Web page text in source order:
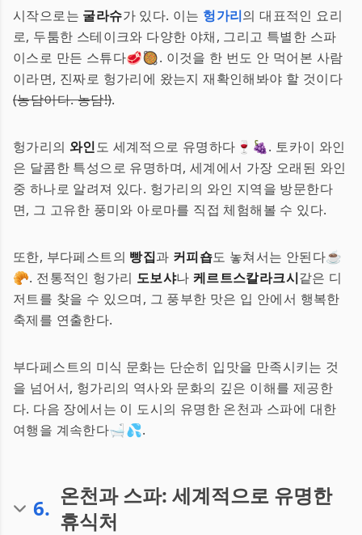
시작으로는 굴라슈가 있다. 이는 헝가리의 대표적인 요리
로, 두툼한 스테이크와 다양한 야채, 그리고 특별한 스파
이스로 만든 스튜다🥩🥘. 이것을 한 번도 안 먹어본 사람
이라면, 진짜로 헝가리에 왔는지 재확인해봐야 할 것이다
(농담이다. 농담!).
헝가리의 와인도 세계적으로 유명하다🍷🍇. 토카이 와인
은 달콤한 특성으로 유명하며, 세계에서 가장 오래된 와인
중 하나로 알려져 있다. 헝가리의 와인 지역을 방문한다
면, 그 고유한 풍미와 아로마를 직접 체험해볼 수 있다.
또한, 부다페스트의 빵집과 커피숍도 놓쳐서는 안된다☕
🥐. 전통적인 헝가리 도보샤나 케르트스칼라크시같은 디
저트를 찾을 수 있으며, 그 풍부한 맛은 입 안에서 행복한
축제를 연출한다.
부다페스트의 미식 문화는 단순히 입맛을 만족시키는 것
을 넘어서, 헝가리의 역사와 문화의 깊은 이해를 제공한
다. 다음 장에서는 이 도시의 유명한 온천과 스파에 대한
여행을 계속한다🛁💦.
6. 온천과 스파: 세계적으로 유명한
휴식처